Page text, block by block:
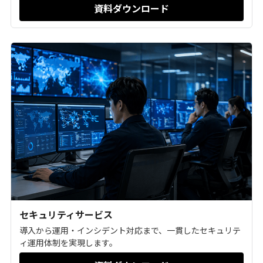
資料ダウンロード
セキュリティサービス
導入から運用・インシデント対応まで、一貫したセキュリテ
ィ運用体制を実現します。